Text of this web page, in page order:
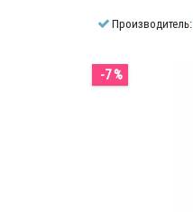
Производитель:
-7 %